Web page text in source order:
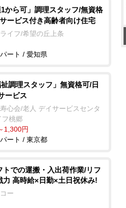
1から可」調理スタッフ/無資格
ービス付き高齢者向け住宅
イフ/希望の丘上条
ート / 愛知県
祉調理スタッフ」無資格可/日
ービス
心会/老人 デイサービスセンタ
フ桃郷
1,300円
ート / 東京都
トでの運搬・入出荷作業/リフ
力 高時給×日勤×土日祝休み!
ー